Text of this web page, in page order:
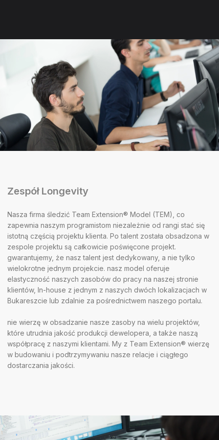
Zespół Longevity
Nasza firma śledzić Team Extension® Model (TEM), co
zapewnia naszym programistom niezależnie od rangi stać się
istotną częścią projektu klienta. Po talent została obsadzona w
zespole projektu są całkowicie poświęcone projekt.
gwarantujemy, że nasz talent jest dedykowany, a nie tylko
wielokrotne jednym projekcie. nasz model oferuje
elastyczność naszych zasobów do pracy na naszej stronie
klientów, In-house z jednym z naszych dwóch lokalizacjach w
Bukareszcie lub zdalnie za pośrednictwem naszego portalu.
nie wierzę w obsadzanie nasze zasoby na wielu projektów,
które utrudnia jakość produkcji dewelopera, a także naszą
współpracę z naszymi klientami. My z Team Extension® wierzę
w budowaniu i podtrzymywaniu nasze relacje i ciągłego
dostarczania jakości.